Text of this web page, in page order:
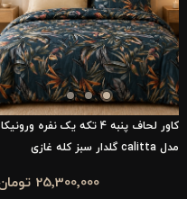
کاور لحاف پنبه‌ 4 تکه یک نفره ورونیکا
مدل calitta گلدار سبز کله غازی
25٬300٬000 تومان